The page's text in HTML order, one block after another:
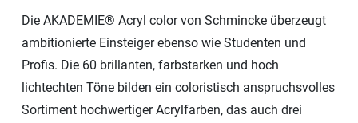
Die AKADEMIE® Acryl color von Schmincke überzeugt
ambitionierte Einsteiger ebenso wie Studenten und
Profis. Die 60 brillanten, farbstarken und hoch
lichtechten Töne bilden ein coloristisch anspruchsvolles
Sortiment hochwertiger Acrylfarben, das auch drei